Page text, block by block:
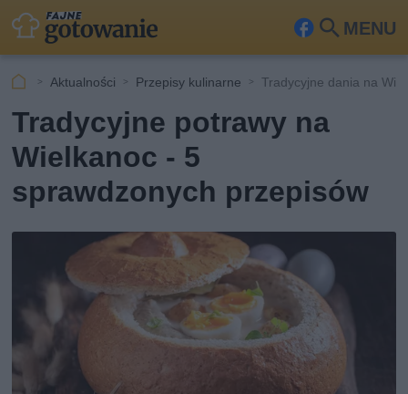
MENU
Fa
ook
Szu
kaj
Aktualności Przepisy kulinarne Tradycyjne dania na
Tradycyjne potrawy na
Wielkanoc - 5
sprawdzonych przepisów